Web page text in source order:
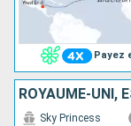
Payez
Sky Princess